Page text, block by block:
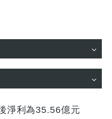
淨利為35.56億元